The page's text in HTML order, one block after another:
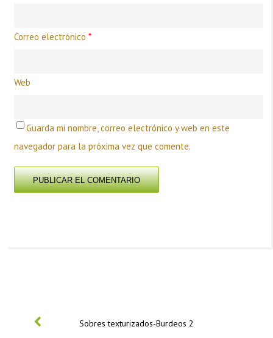
Correo electrónico*
Web
Guarda mi nombre, correo electrónico y web en este
navegador para la próxima vez que comente.
Sobres texturizados-Burdeos 2